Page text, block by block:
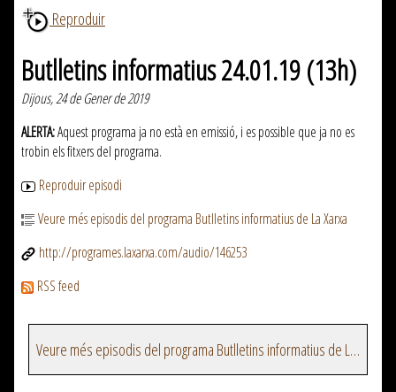
Reproduir
Butlletins informatius 24.01.19 (13h)
Dijous, 24 de Gener de 2019
ALERTA:Aquest programa ja no està en emissió, i es possible que ja no es
trobin els fitxers del programa.
Reproduir episodi
Veure més episodis del programa Butlletins informatius de La Xarxa
http://programes.laxarxa.com/audio/146253
RSS feed
Veure més episodis del programa Butlletins informatius de La Xarxa